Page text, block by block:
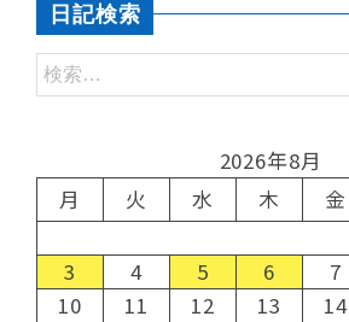
日記検索
2026年8月
月
火 水 木 金
3
4 5 6 7
10
11 12 13 14